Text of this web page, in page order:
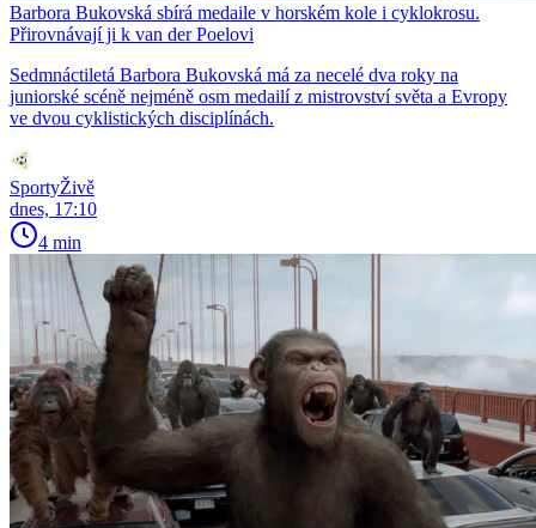
Barbora Bukovská sbírá medaile v horském kole i cyklokrosu.
Přirovnávají ji k van der Poelovi
Sedmnáctiletá Barbora Bukovská má za necelé dva roky na
juniorské scéně nejméně osm medailí z mistrovství světa a Evropy
ve dvou cyklistických disciplínách.
SportyŽivě
dnes, 17:10
4 min